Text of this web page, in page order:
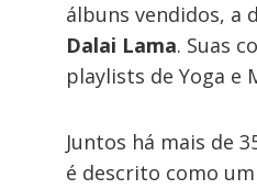
álbuns vendidos, a
Dalai Lama. Suas
playlists de Yoga e
Juntos há mais de
é descrito como